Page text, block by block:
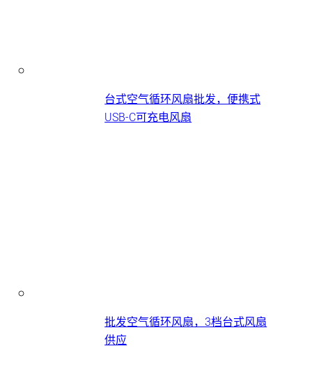
台式空气循环风扇批发，便携式
USB-C可充电风扇
批发空气循环风扇，3档台式风扇
供应